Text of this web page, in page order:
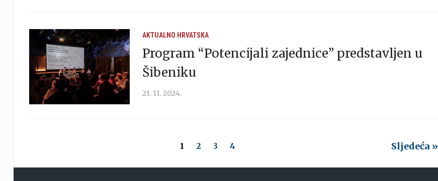
AKTUALNO HRVATSKA
Program “Potencijali zajednice” predstavljen u
Šibeniku
21. 11. 2024.
1 2 3 4 Sljedeća »